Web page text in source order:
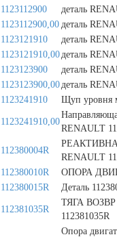
1123112900
деталь
1123112900,00 деталь
1123121910
деталь
1123121910,00деталь
1123123900
деталь
1123123900,00деталь
1123241910
Щуп уровня
1123241910,00
RENAULT
112380004R
RENAULT
112380010R
ОПОРА
112380015R
Деталь
112381035R
ТЯГА
112381035R
Опора